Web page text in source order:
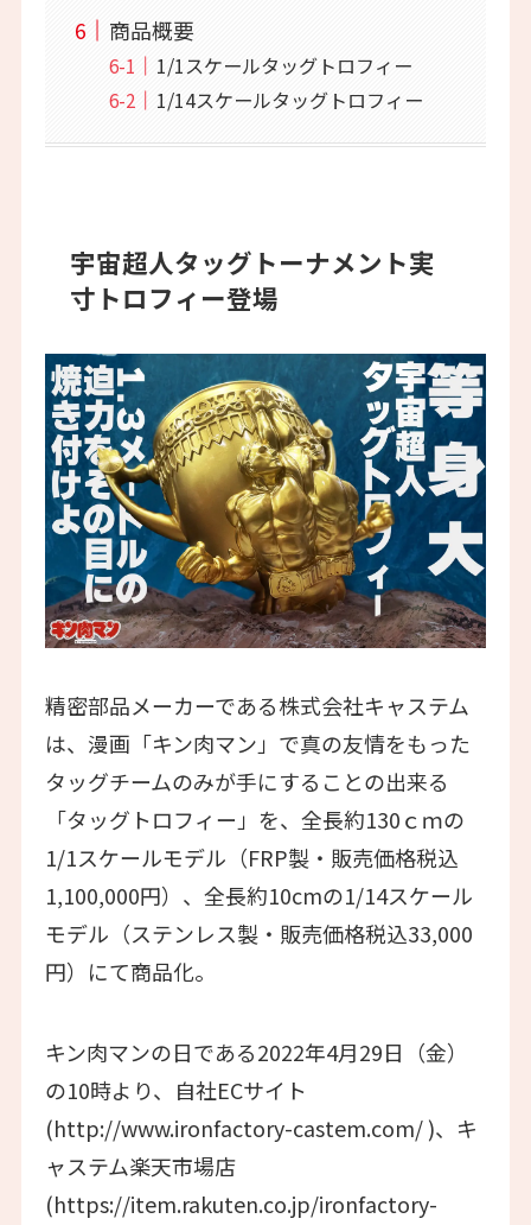
商品概要
1/1スケールタッグトロフィー
1/14スケールタッグトロフィー
宇宙超人タッグトーナメント実
寸トロフィー登場
精密部品メーカーである株式会社キャステム
は、漫画「キン肉マン」で真の友情をもった
タッグチームのみが手にすることの出来る
「タッグトロフィー」を、全長約130ｃｍの
1/1スケールモデル（FRP製・販売価格税込
1,100,000円）、全長約10cmの1/14スケール
モデル（ステンレス製・販売価格税込33,000
円）にて商品化。
キン肉マンの日である2022年4月29日（金）
の10時より、自社ECサイト
(http://www.ironfactory-castem.com/ )、キ
ャステム楽天市場店
(https://item.rakuten.co.jp/ironfactory-